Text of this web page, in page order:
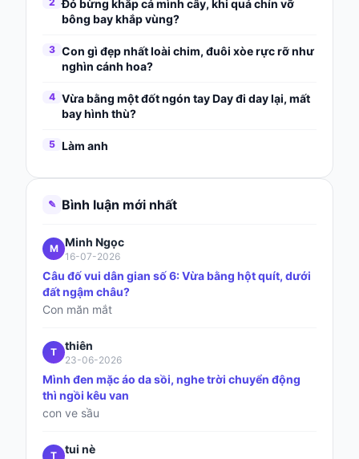
Đỏ bừng khắp cả mình cây, khi quả chín vỡ
bông bay khắp vùng?
3 Con gì đẹp nhất loài chim, đuôi xòe rực rỡ như
nghìn cánh hoa?
4 Vừa bằng một đốt ngón tay Day đi day lại, mất
bay hình thù?
5 Làm anh
✎ Bình luận mới nhất
M Minh Ngọc
16-07-2026
Câu đố vui dân gian số 6: Vừa bằng hột quít, dưới
đất ngậm châu?
Con măn mắt
T thiên
23-06-2026
Mình đen mặc áo da sồi, nghe trời chuyển động
thì ngồi kêu van
con ve sầu
T tui nè